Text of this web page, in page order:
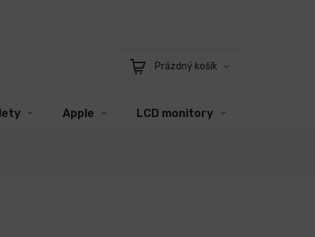
Nákupní
Prázdný košík
Apple LCD monitory